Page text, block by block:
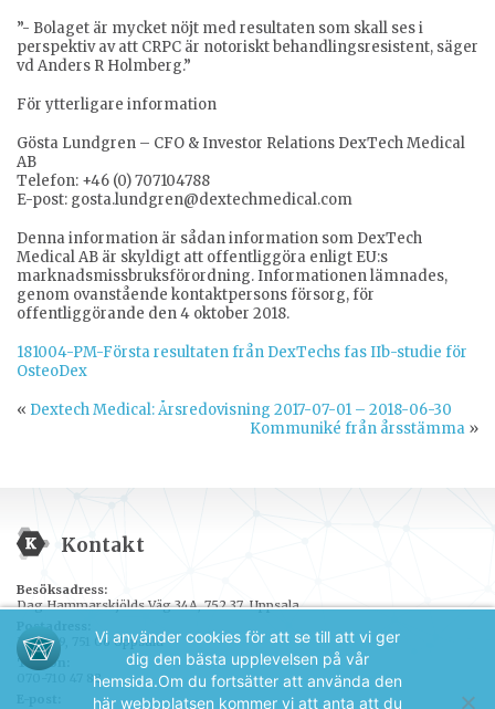
”- Bolaget är mycket nöjt med resultaten som skall ses i
perspektiv av att CRPC är notoriskt behandlingsresistent, säger
vd Anders R Holmberg.”
För ytterligare information
Gösta Lundgren – CFO & Investor Relations DexTech Medical
AB
Telefon: +46 (0) 707104788
E-post: gosta.lundgren@dextechmedical.com
Denna information är sådan information som DexTech
Medical AB är skyldigt att offentliggöra enligt EU:s
marknadsmissbruksförordning. Informationen lämnades,
genom ovanstående kontaktpersons försorg, för
offentliggörande den 4 oktober 2018.
181004-PM-Första resultaten från DexTechs fas IIb-studie för
OsteoDex
« Dextech Medical: Årsredovisning 2017-07-01 – 2018-06-30
Kommuniké från årsstämma »
Kontakt
Besöksadress:
Dag Hammarskjölds Väg 34A, 752 37 Uppsala
Box 389, 751 06 Uppsala
Telefon:
070-710 47 88
Vi använder cookies för att se till att vi ger
dig den bästa upplevelsen på vår
hemsida.Om du fortsätter att använda den
här webbplatsen kommer vi att anta att du